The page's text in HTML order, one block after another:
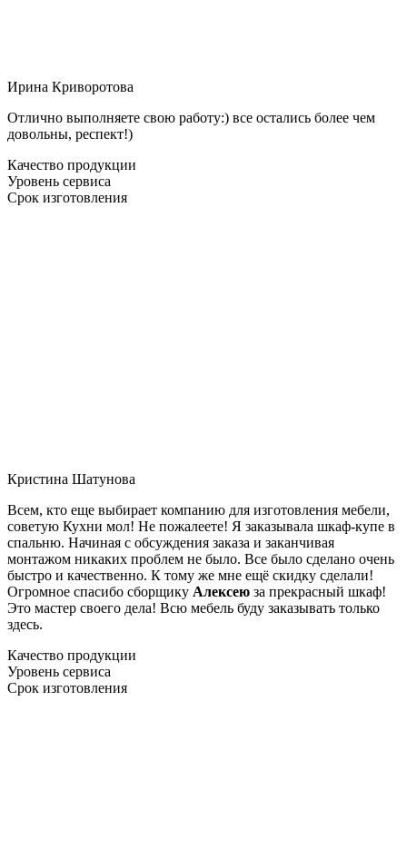
Ирина Криворотова
Отлично выполняете свою работу:) все остались более чем
довольны, респект!)
Качество продукции
Уровень сервиса
Срок изготовления
Кристина Шатунова
Всем, кто еще выбирает компанию для изготовления мебели,
советую Кухни мол! Не пожалеете! Я заказывала шкаф-купе в
спальню. Начиная с обсуждения заказа и заканчивая
монтажом никаких проблем не было. Все было сделано очень
быстро и качественно. К тому же мне ещё скидку сделали!
Огромное спасибо сборщику Алексею за прекрасный шкаф!
Это мастер своего дела! Всю мебель буду заказывать только
здесь.
Качество продукции
Уровень сервиса
Срок изготовления